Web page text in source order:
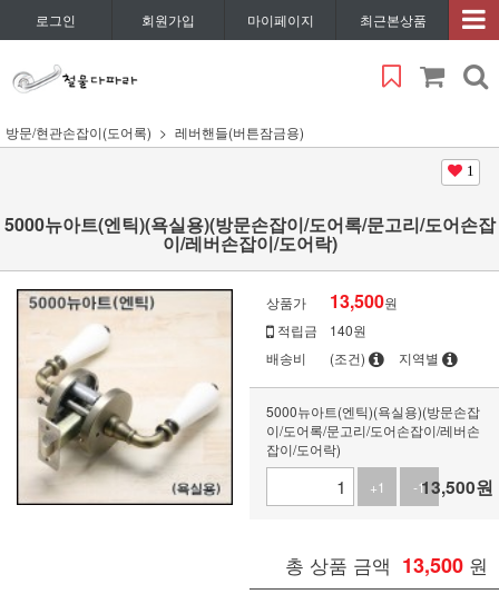
로그인 회원가입 마이페이지 최근본상품
방문/현관손잡이(도어록) 레버핸들(버튼잠금용)
1
5000뉴아트(엔틱)(욕실용)(방문손잡이/도어록/문고리/도어손잡
이/레버손잡이/도어락)
상품가 13,500원
적립금
140원
배송비
(조건) 지역별
5000뉴아트(엔틱)(욕실용)(방문손잡
이/도어록/문고리/도어손잡이/레버손
잡이/도어락)
+1
-113,500원
총 상품 금액 13,500 원